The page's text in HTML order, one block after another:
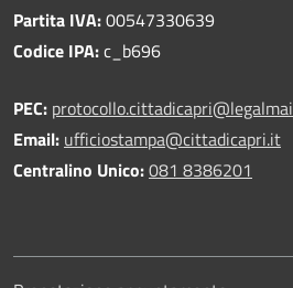
Partita IVA:00547330639
Codice IPA:c_b696
PEC:
Email: ufficiostampa@cittadicapri.it
Centralino Unico:081 8386201